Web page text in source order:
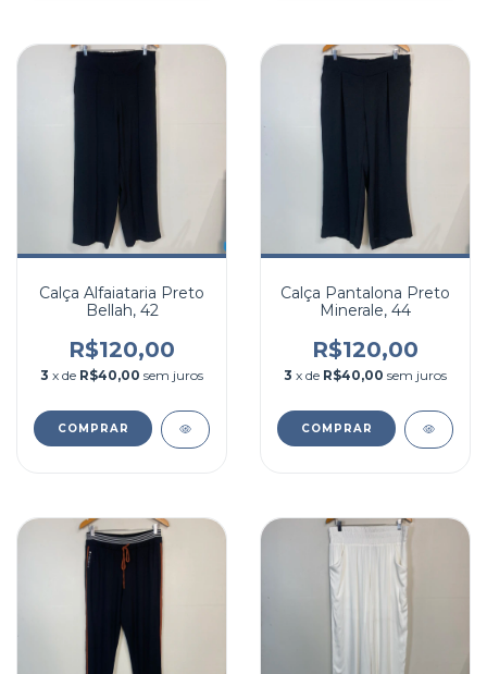
Calça Alfaiataria Preto
Bellah, 42
R$120,00
3 x de R$40,00 sem juros
COMPRAR
Calça Pantalona Preto
Minerale, 44
R$120,00
3 x de R$40,00 sem juros
COMPRAR